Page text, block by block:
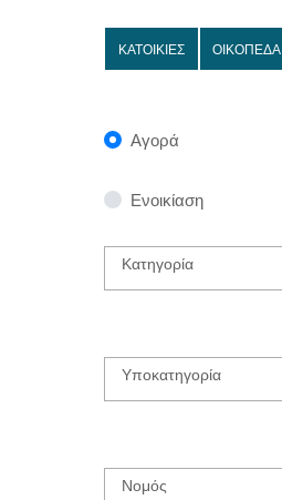
ΚΑΤΟΙΚΙΕΣ ΟΙΚΟΠΕΔΑ
Αγορά
Ενοικίαση
Κατηγορία
Υποκατηγορία
Νομός